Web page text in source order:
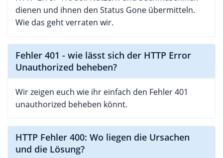
dienen und ihnen den Status Gone übermitteln.
Wie das geht verraten wir.
Fehler 401 - wie lässt sich der HTTP Error
Unauthorized beheben?
Wir zeigen euch wie ihr einfach den Fehler 401
unauthorized beheben könnt.
HTTP Fehler 400: Wo liegen die Ursachen
und die Lösung?